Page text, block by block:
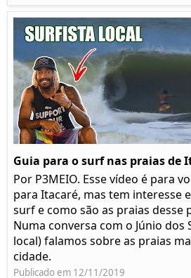
Guia para o surf nas praias de
Por P3MEIO. Esse vídeo é para
para Itacaré, mas tem interesse
surf e como são as praias desse
Numa conversa com o Júnio dos
local) falamos sobre as praias
cidade.
Publicado em 12/11/2019